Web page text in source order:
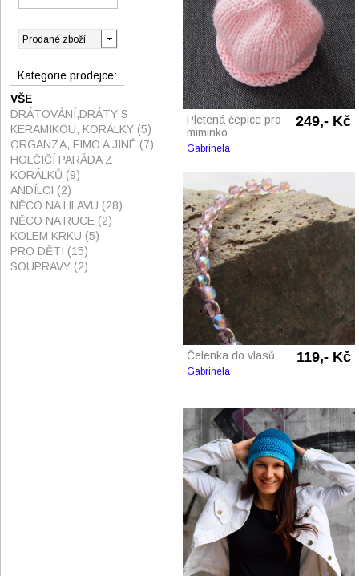
Pletená čepice pro
miminko
249,- Kč
Gabrinela
Čelenka do vlasů 119,- Kč
Gabrinela
Kategorie prodejce:
VŠE
DRÁTOVÁNÍ,DRÁTY S
KERAMIKOU, KORÁLKY (5)
ORGANZA, FIMO A JINÉ (7)
HOLČIČÍ PARÁDA Z
KORÁLKŮ (9)
ANDÍLCI (2)
NĚCO NA HLAVU (28)
NĚCO NA RUCE (2)
KOLEM KRKU (5)
PRO DĚTI (15)
SOUPRAVY (2)